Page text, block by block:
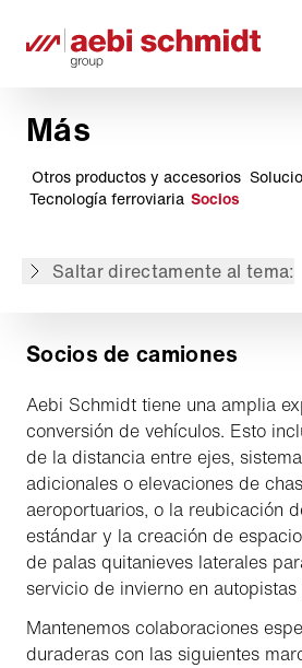
Más
Otros productos y accesorios
Tecnología ferroviaria Socios
Saltar directamente al tema:
Socios de aperos
Socios de camiones
Aebi Schmidt tiene una amplia
conversión de vehículos. Esto
de la distancia entre ejes,
adicionales o elevaciones de
aeroportuarios, o la reubicación
estándar y la creación de
de palas quitanieves laterales
servicio de invierno en
Mantenemos colaboraciones
duraderas con las siguientes